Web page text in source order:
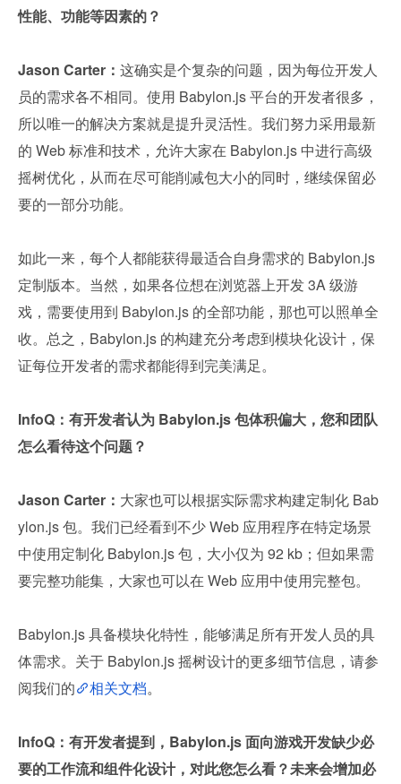
性能、功能等因素的？
Jason Carter： 这确实是个复杂的问题，因为每位开发人
员的需求各不相同。使用 Babylon.js 平台的开发者很多，
所以唯一的解决方案就是提升灵活性。我们努力采用最新
的 Web 标准和技术，允许大家在 Babylon.js 中进行高级
摇树优化，从而在尽可能削减包大小的同时，继续保留必
要的一部分功能。
如此一来，每个人都能获得最适合自身需求的 Babylon.js
定制版本。当然，如果各位想在浏览器上开发 3A 级游
戏，需要使用到 Babylon.js 的全部功能，那也可以照单全
收。总之，Babylon.js 的构建充分考虑到模块化设计，保
证每位开发者的需求都能得到完美满足。
InfoQ：有开发者认为 Babylon.js 包体积偏大，您和团队
怎么看待这个问题？
Jason Carter： 大家也可以根据实际需求构建定制化 Bab
ylon.js 包。我们已经看到不少 Web 应用程序在特定场景
中使用定制化 Babylon.js 包，大小仅为 92 kb；但如果需
要完整功能集，大家也可以在 Web 应用中使用完整包。
Babylon.js 具备模块化特性，能够满足所有开发人员的具
体需求。关于 Babylon.js 摇树设计的更多细节信息，请参
阅我们的
相关文档。
InfoQ：有开发者提到，Babylon.js 面向游戏开发缺少必
要的工作流和组件化设计，对此您怎么看？未来会增加必